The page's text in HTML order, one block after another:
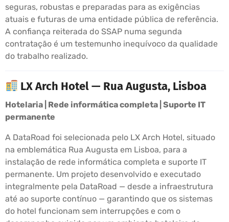
seguras, robustas e preparadas para as exigências
atuais e futuras de uma entidade pública de referência.
A confiança reiterada do SSAP numa segunda
contratação é um testemunho inequívoco da qualidade
do trabalho realizado.
LX Arch Hotel — Rua Augusta, Lisboa
Hotelaria | Rede informática completa | Suporte IT
permanente
A DataRoad foi selecionada pelo LX Arch Hotel, situado
na emblemática Rua Augusta em Lisboa, para a
instalação de rede informática completa e suporte IT
permanente. Um projeto desenvolvido e executado
integralmente pela DataRoad — desde a infraestrutura
até ao suporte contínuo — garantindo que os sistemas
do hotel funcionam sem interrupções e com o